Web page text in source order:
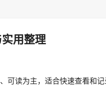
用整理
可读为主，适合快速查看和记